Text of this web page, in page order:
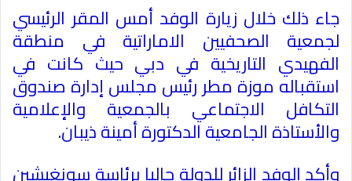
جاء ذلك خلال زيارة الوفد أمس المقر الرئيسي
لجمعية الصحفيين الاماراتية في منطقة
الفهيدي التاريخية في دبي حيث كانت في
استقباله موزة مطر رئيس مجلس إدارة صندوق
التكافل الاجتماعي بالجمعية والإعلامية
والأستاذة الجامعية الدكتورة أمينة ذيبان.
وأكد الوفد الزائر للدولة حاليا برئاسة سونغيشين